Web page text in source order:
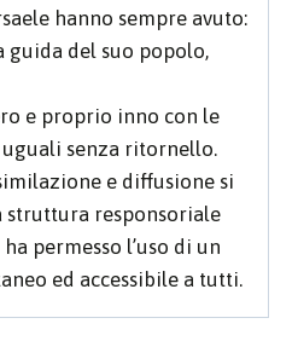
hanno sempre avuto:
guida del suo popolo,
e proprio inno con le
senza ritornello.
e diffusione si
struttura responsoriale
permesso l’uso di un
ed accessibile a tutti.